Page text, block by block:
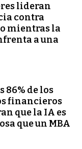
lideran
contra
mientras la
a una
86% de los
financieros
que la IA es
que un MBA